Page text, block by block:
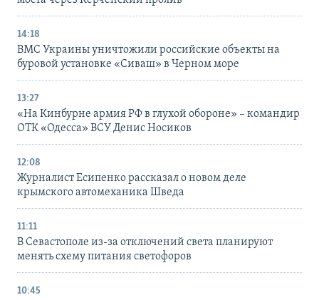
14:18
ВМС Украины уничтожили российские объекты на
буровой установке «Сиваш» в Черном море
13:27
«На Кинбурне армия РФ в глухой обороне» – командир
ОТК «Одесса» ВСУ Денис Носиков
12:08
Журналист Есипенко рассказал о новом деле
крымского автомеханика Шведа
11:11
В Севастополе из-за отключений света планируют
менять схему питания светофоров
10:45